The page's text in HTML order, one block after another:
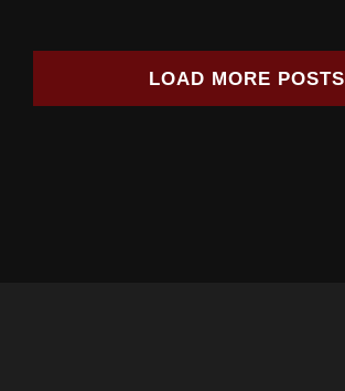
LOAD MORE POSTS